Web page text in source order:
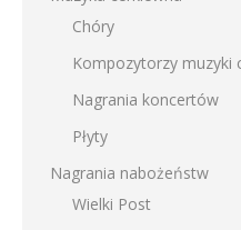
Chóry
Kompozytorzy muzyki
Nagrania koncertów
Płyty
Nagrania nabożeństw
Wielki Post